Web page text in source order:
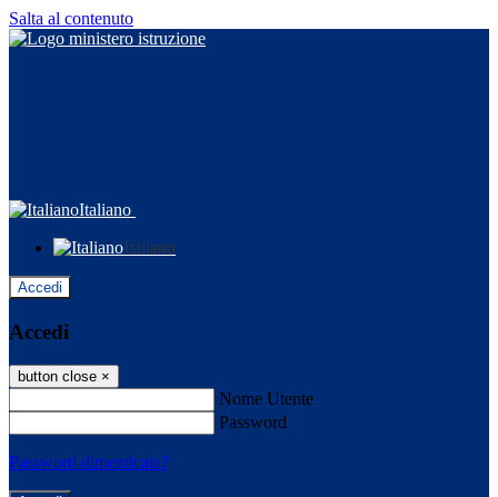
Salta al contenuto
Italiano
Italiano
Accedi
Accedi
button close ×
Nome Utente
Password
Password dimenticata?